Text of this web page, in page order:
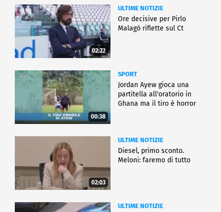
02:22
ULTIME NOTIZIE
Ore decisive per Pirlo
Malagò riflette sul Ct
00:38
SPORT
Jordan Ayew gioca una
partitella all'oratorio in
Ghana ma il tiro è horror
02:03
ULTIME NOTIZIE
Diesel, primo sconto.
Meloni: faremo di tutto
ULTIME NOTIZIE